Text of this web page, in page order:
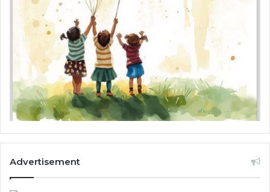
Advertisement